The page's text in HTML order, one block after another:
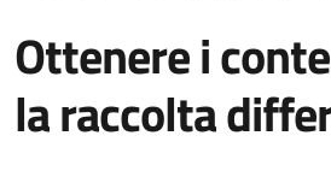
Ottenere i
la raccolta